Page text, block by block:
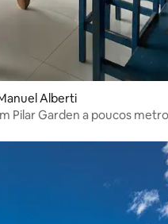
Alberti
Pilar Garden a poucos